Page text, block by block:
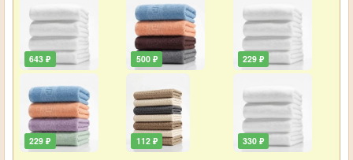
643 ₽
229 ₽
500 ₽
112 ₽
229 ₽
330 ₽